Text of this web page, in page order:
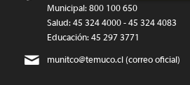
Municipal: 800 100 650
Salud: 45 324 4000 - 45 324 4083
Educación: 45 297 3771
munitco@temuco.cl(correo oficial)